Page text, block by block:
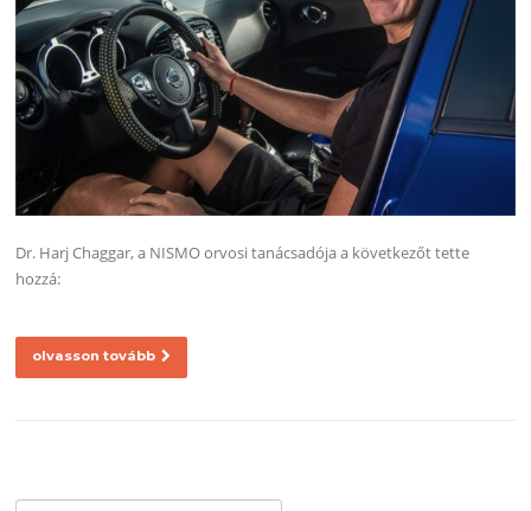
Dr. Harj Chaggar, a NISMO orvosi tanácsadója a következőt tette
hozzá:
olvasson tovább